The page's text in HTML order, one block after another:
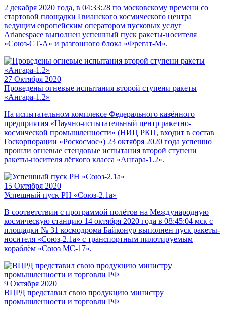
2 декабря 2020 года, в 04:33:28 по московскому времени со
стартовой площадки Гвианского космического центра
ведущим европейским оператором пусковых услуг
Arianespace выполнен успешный пуск ракеты-носителя
«Союз-СТ-А» и разгонного блока «Фрегат-М».
27 Октября 2020
Проведены огневые испытания второй ступени ракеты
«Ангара-1.2»
На испытательном комплексе Федерального казённого
предприятия «Научно-испытательный центр ракетно-
космической промышленности» (НИЦ РКП, входит в состав
Госкорпорации «Роскосмос») 23 октября 2020 года успешно
прошли огневые стендовые испытания второй ступени
ракеты-носителя лёгкого класса «Ангара-1.2».
15 Октября 2020
Успешный пуск РН «Союз-2.1а»
В соответствии с программой полётов на Международную
космическую станцию 14 октября 2020 года в 08:45:04 мск с
площадки № 31 космодрома Байконур выполнен пуск ракеты-
носителя «Союз-2.1а» с транспортным пилотируемым
кораблём «Союз МС-17».
9 Октября 2020
ВЦРД представил свою продукцию министру
промышленности и торговли РФ